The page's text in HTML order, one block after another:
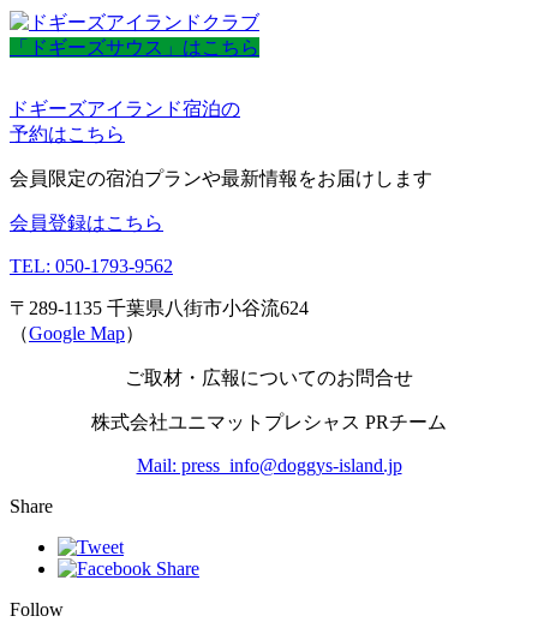
「ドギーズサウス」はこちら
ドギーズアイランド宿泊の
予約はこちら
会員限定の宿泊プランや最新情報をお届けします
会員登録はこちら
TEL: 050-1793-9562
〒289-1135 千葉県八街市小谷流624
（Google Map）
ご取材・広報についてのお問合せ
株式会社ユニマットプレシャス PRチーム
Mail: press_info@doggys-island.jp
Share
Follow